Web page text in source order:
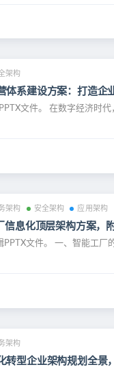
架构
体系建设方案：打造企
文件。 在数字经济时
架构 安全架构 应用架构
信息化顶层架构方案，
PPTX文件。 一、智能工厂
架构
转型企业架构规划全景